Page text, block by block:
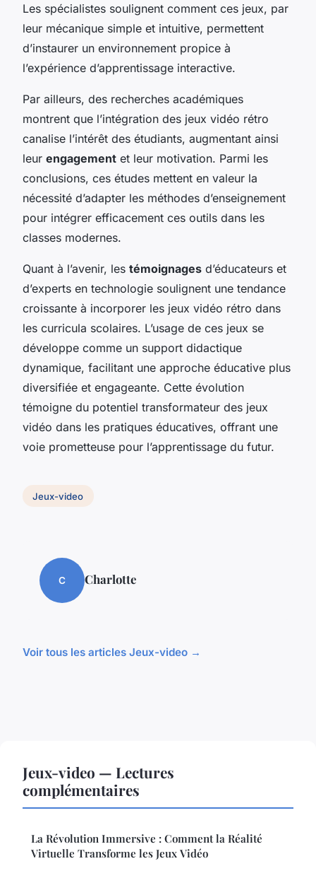
Les spécialistes soulignent comment ces jeux, par
leur mécanique simple et intuitive, permettent
d’instaurer un environnement propice à
l’expérience d’apprentissage interactive.
Par ailleurs, des recherches académiques
montrent que l’intégration des jeux vidéo rétro
canalise l’intérêt des étudiants, augmentant ainsi
leur engagement et leur motivation. Parmi les
conclusions, ces études mettent en valeur la
nécessité d’adapter les méthodes d’enseignement
pour intégrer efficacement ces outils dans les
classes modernes.
Quant à l’avenir, les témoignages d’éducateurs et
d’experts en technologie soulignent une tendance
croissante à incorporer les jeux vidéo rétro dans
les curricula scolaires. L’usage de ces jeux se
développe comme un support didactique
dynamique, facilitant une approche éducative plus
diversifiée et engageante. Cette évolution
témoigne du potentiel transformateur des jeux
vidéo dans les pratiques éducatives, offrant une
voie prometteuse pour l’apprentissage du futur.
Jeux-video
C Charlotte
Voir tous les articles Jeux-video →
Jeux-video — Lectures
complémentaires
La Révolution Immersive : Comment la Réalité
Virtuelle Transforme les Jeux Vidéo